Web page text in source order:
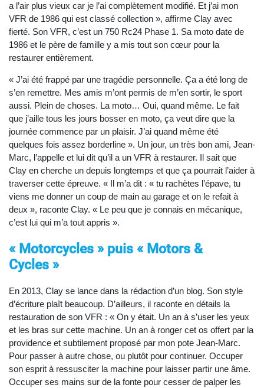
a l’air plus vieux car je l’ai complètement modifié. Et j’ai mon
VFR de 1986 qui est classé collection », affirme Clay avec
fierté. Son VFR, c’est un 750 Rc24 Phase 1. Sa moto date de
1986 et le père de famille y a mis tout son cœur pour la
restaurer entièrement.
« J’ai été frappé par une tragédie personnelle. Ça a été long de
s’en remettre. Mes amis m’ont permis de m’en sortir, le sport
aussi. Plein de choses. La moto… Oui, quand même. Le fait
que j’aille tous les jours bosser en moto, ça veut dire que la
journée commence par un plaisir. J’ai quand même été
quelques fois assez borderline ». Un jour, un très bon ami, Jean-
Marc, l’appelle et lui dit qu’il a un VFR à restaurer. Il sait que
Clay en cherche un depuis longtemps et que ça pourrait l’aider à
traverser cette épreuve. « Il m’a dit : « tu rachètes l’épave, tu
viens me donner un coup de main au garage et on le refait à
deux », raconte Clay. « Le peu que je connais en mécanique,
c’est lui qui m’a tout appris ».
« Motorcycles » puis « Motors &
Cycles »
En 2013, Clay se lance dans la rédaction d’un blog. Son style
d’écriture plaît beaucoup. D’ailleurs, il raconte en détails la
restauration de son VFR : « On y était. Un an à s’user les yeux
et les bras sur cette machine. Un an à ronger cet os offert par la
providence et subtilement proposé par mon pote Jean-Marc.
Pour passer à autre chose, ou plutôt pour continuer. Occuper
son esprit à ressusciter la machine pour laisser partir une âme.
Occuper ses mains sur de la fonte pour cesser de palper les